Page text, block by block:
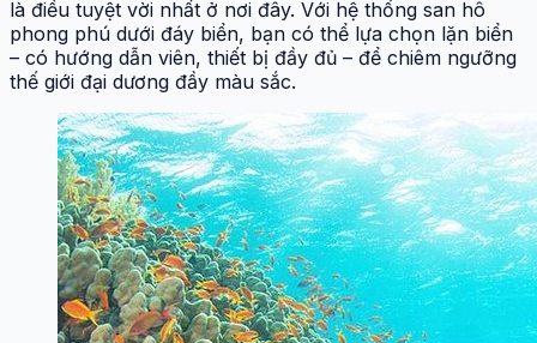
là điều tuyệt vời nhất ở nơi đây. Với hệ thống san hô
phong phú dưới đáy biển, bạn có thể lựa chọn lặn biển
– có hướng dẫn viên, thiết bị đầy đủ – để chiêm ngưỡng
thế giới đại dương đầy màu sắc.